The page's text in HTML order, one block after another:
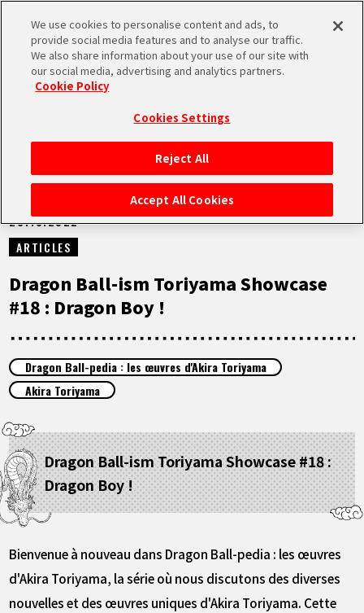
MEN
ACCUEIL
NEWS
À NE PAS MANQUER
VIDÉOS
ARTICLES
LANGUAGE
JP
NEWS
20.10.2022
ARTICLES
Dragon Ball-ism Toriyama Showcase
#18 : Dragon Boy !
Dragon Ball-pedia : les œuvres d'Akira Toriyama
Akira Toriyama
Dragon Ball-ism Toriyama Showcase #18 :
Dragon Boy !
Bienvenue à nouveau dans Dragon Ball-pedia : les œuvres
d'Akira Toriyama, la série où nous discutons des diverses
nouvelles et des œuvres uniques d'Akira Toriyama. Cette
We use cookies to personalise content and ads, to
provide social media features and to analyse our traffic.
We also share information about your use of our site with
our social media, advertising and analytics partners.
Cookie Policy
Cookies Settings
Reject All
Accept All Cookies